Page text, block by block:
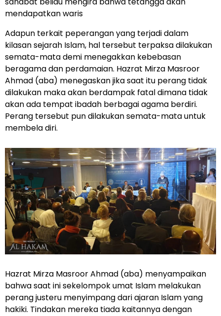
mendapatkan waris
Adapun terkait peperangan yang terjadi dalam
kilasan sejarah Islam, hal tersebut terpaksa dilakukan
semata-mata demi menegakkan kebebasan
beragama dan perdamaian. Hazrat Mirza Masroor
Ahmad (aba) menegaskan jika saat itu perang tidak
dilakukan maka akan berdampak fatal dimana tidak
akan ada tempat ibadah berbagai agama berdiri.
Perang tersebut pun dilakukan semata-mata untuk
membela diri.
Hazrat Mirza Masroor Ahmad (aba) menyampaikan
bahwa saat ini sekelompok umat Islam melakukan
perang justeru menyimpang dari ajaran Islam yang
hakiki. Tindakan mereka tiada kaitannya dengan